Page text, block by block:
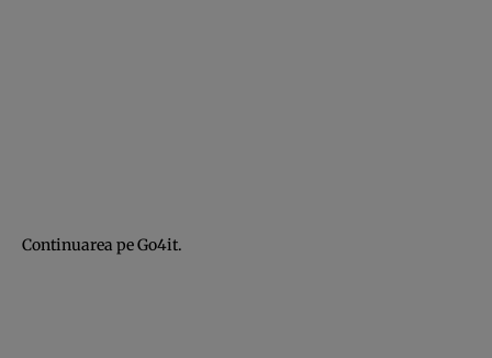
Continuarea peGo4it.